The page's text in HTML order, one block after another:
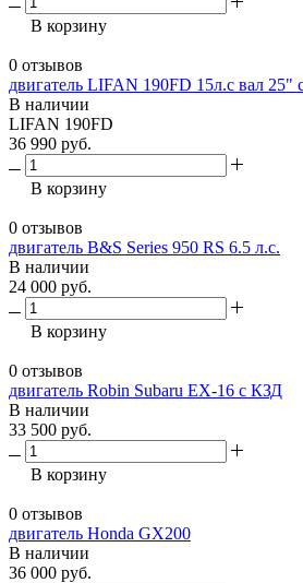
В корзину
0 отзывов
двигатель LIFAN 190FD 15л.с вал 25"
В наличии
LIFAN 190FD
36 990 руб.
В корзину
0 отзывов
двигатель B&S Series 950 RS 6.5 л.с.
В наличии
24 000 руб.
В корзину
0 отзывов
двигатель Robin Subaru EX-16 с КЗД
В наличии
33 500 руб.
В корзину
0 отзывов
двигатель Honda GX200
В наличии
36 000 руб.